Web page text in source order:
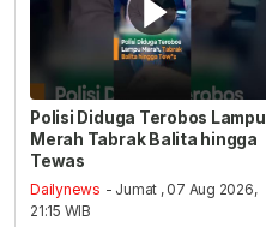
Polisi Diduga Terobos Lampu
Merah Tabrak Balita hingga
Tewas
Dailynews - Jumat , 07 Aug 2026,
21:15 WIB